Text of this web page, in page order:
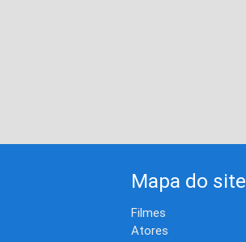
Mapa do site
Filmes
Atores